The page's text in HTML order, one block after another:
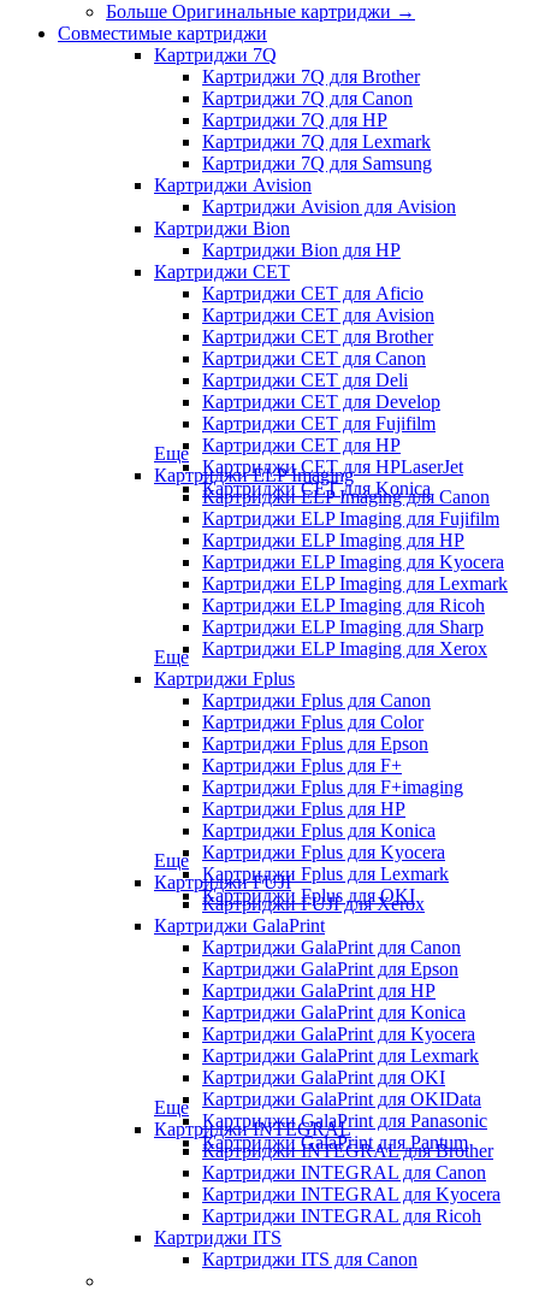
Больше Оригинальные картриджи →
Совместимые картриджи
Картриджи 7Q
Картриджи 7Q для Brother
Картриджи 7Q для Canon
Картриджи 7Q для HP
Картриджи 7Q для Lexmark
Картриджи 7Q для Samsung
Картриджи Avision
Картриджи Avision для Avision
Картриджи Bion
Картриджи Bion для HP
Картриджи CET
Картриджи CET для Aficio
Картриджи CET для Avision
Картриджи CET для Brother
Картриджи CET для Canon
Картриджи CET для Deli
Картриджи CET для Develop
Картриджи CET для Fujifilm
Картриджи CET для HP
Картриджи CET для HPLaserJet
Картриджи CET для Konica
Еще
Картриджи ELP Imaging
Картриджи ELP Imaging для Canon
Картриджи ELP Imaging для Fujifilm
Картриджи ELP Imaging для HP
Картриджи ELP Imaging для Kyocera
Картриджи ELP Imaging для Lexmark
Картриджи ELP Imaging для Ricoh
Картриджи ELP Imaging для Sharp
Картриджи ELP Imaging для Xerox
Еще
Картриджи Fplus
Картриджи Fplus для Canon
Картриджи Fplus для Color
Картриджи Fplus для Epson
Картриджи Fplus для F+
Картриджи Fplus для F+imaging
Картриджи Fplus для HP
Картриджи Fplus для Konica
Картриджи Fplus для Kyocera
Картриджи Fplus для Lexmark
Картриджи Fplus для OKI
Еще
Картриджи FUJI
Картриджи FUJI для Xerox
Картриджи GalaPrint
Картриджи GalaPrint для Canon
Картриджи GalaPrint для Epson
Картриджи GalaPrint для HP
Картриджи GalaPrint для Konica
Картриджи GalaPrint для Kyocera
Картриджи GalaPrint для Lexmark
Картриджи GalaPrint для OKI
Картриджи GalaPrint для OKIData
Картриджи GalaPrint для Panasonic
Картриджи GalaPrint для Pantum
Еще
Картриджи INTEGRAL
Картриджи INTEGRAL для Brother
Картриджи INTEGRAL для Canon
Картриджи INTEGRAL для Kyocera
Картриджи INTEGRAL для Ricoh
Картриджи ITS
Картриджи ITS для Canon